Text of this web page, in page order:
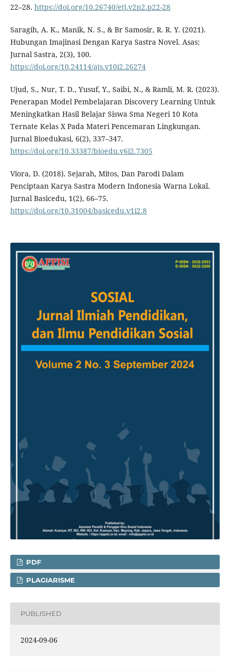
22–28. https://doi.org/10.26740/etj.v2n2.p22-28
Saragih, A. K., Manik, N. S., & Br Samosir, R. R. Y. (2021).
Hubungan Imajinasi Dengan Karya Sastra Novel. Asas:
Jurnal Sastra, 2(3), 100.
https://doi.org/10.24114/ajs.v10i2.26274
Ujud, S., Nur, T. D., Yusuf, Y., Saibi, N., & Ramli, M. R. (2023).
Penerapan Model Pembelajaran Discovery Learning Untuk
Meningkatkan Hasil Belajar Siswa Sma Negeri 10 Kota
Ternate Kelas X Pada Materi Pencemaran Lingkungan.
Jurnal Bioedukasi, 6(2), 337–347.
https://doi.org/10.33387/bioedu.v6i2.7305
Viora, D. (2018). Sejarah, Mitos, Dan Parodi Dalam
Penciptaan Karya Sastra Modern Indonesia Warna Lokal.
Jurnal Basicedu, 1(2), 66–75.
https://doi.org/10.31004/basicedu.v1i2.8
PDF
PLAGIARISME
PUBLISHED
2024-09-06